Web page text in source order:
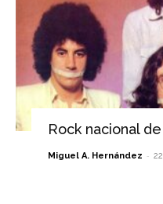
Rock nacional de
Miguel A. Hernández -